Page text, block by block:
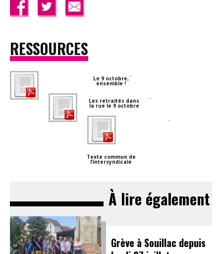
RESSOURCES
Le 9 octobre,
ensemble !
Les retraités dans
la rue le 9 octobre
Texte commun de
l’intersyndicale
À lire également
Grève à Souillac depuis